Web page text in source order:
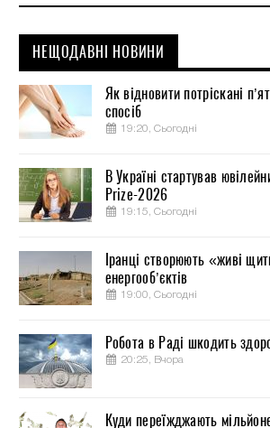
НЕЩОДАВНІ НОВИНИ
Як відновити потріскані
спосіб
19:20, Сьогодні
В Україні стартував
Prize-2026
19:15, Сьогодні
Іранці створюють «живі
енергооб’єктів
19:00, Сьогодні
Робота в Раді шкодить
20:25, Вчора
Куди переїжджають